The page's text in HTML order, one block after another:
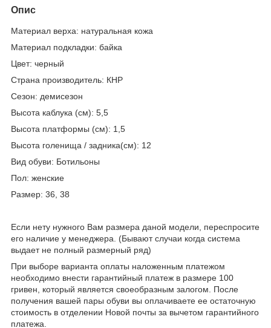
Опис
Материал верха: натуральная кожа
Материал подкладки: байка
Цвет: черный
Страна производитель: КНР
Сезон: демисезон
Высота каблука (см): 5,5
Высота платформы (см): 1,5
Высота голенища / задника(см): 12
Вид обуви: Ботильоны
Пол: женские
Размер: 36, 38
Если нету нужного Вам размера даной модели, переспросите
его наличие у менеджера. (Бывают случаи когда система
выдает не полный размерный ряд)
При выборе варианта оплаты наложенным платежом
необходимо внести гарантийный платеж в размере 100
гривен, который является своеобразным залогом. После
получения вашей пары обуви вы оплачиваете ее остаточную
стоимость в отделении Новой почты за вычетом гарантийного
платежа.